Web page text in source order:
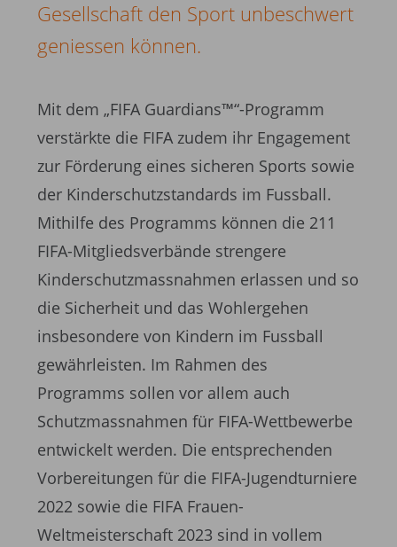
Gesellschaft den Sport unbeschwert
geniessen können.
Mit dem „FIFA Guardians™“-Programm
verstärkte die FIFA zudem ihr Engagement
zur Förderung eines sicheren Sports sowie
der Kinderschutzstandards im Fussball.
Mithilfe des Programms können die 211
FIFA-Mitgliedsverbände strengere
Kinderschutzmassnahmen erlassen und so
die Sicherheit und das Wohlergehen
insbesondere von Kindern im Fussball
gewährleisten. Im Rahmen des
Programms sollen vor allem auch
Schutzmassnahmen für FIFA-Wettbewerbe
entwickelt werden. Die entsprechenden
Vorbereitungen für die FIFA-Jugendturniere
2022 sowie die FIFA Frauen-
Weltmeisterschaft 2023 sind in vollem